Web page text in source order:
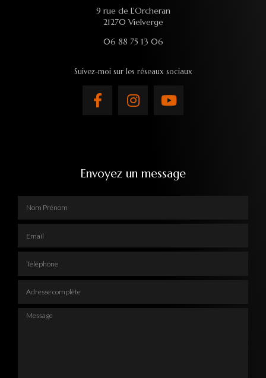
9 rue de L'Orcheran
21270 Vielverge
06 88 75 13 06
Suivez-moi sur les réseaux sociaux
Envoyez un message
Message